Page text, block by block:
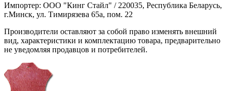
Импортер: ООО "Кинг Стайл" / 220035, Республика Беларусь,
г.Минск, ул. Тимирязева 65а, пом. 22
Производители оставляют за собой право изменять внешний
вид, характеристики и комплектацию товара, предварительно
не уведомляя продавцов и потребителей.